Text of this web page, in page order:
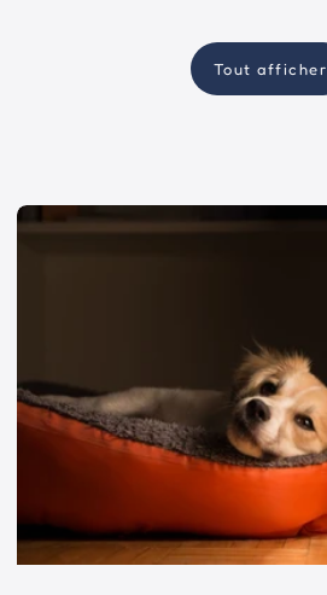
Tout afficher